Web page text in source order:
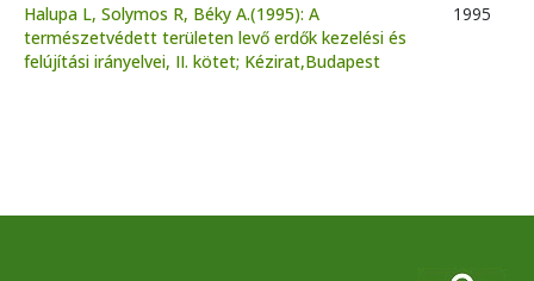
Halupa L, Solymos R, Béky A.(1995): A
természetvédett területen levő erdők kezelési és
felújítási irányelvei, II. kötet; Kézirat,Budapest
1995